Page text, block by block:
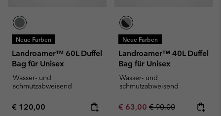
Neue Farben
Landroamer™ 60L Duffel
Bag für Unisex
Wasser- und
schmutzabweisend
Regular price:
€ 120,00
Neue Farben
Landroamer™ 40L Duffel
Bag für Unisex
Wasser- und
schmutzabweisend
Sale price:
€ 63,00 Regular price:
€ 90,00